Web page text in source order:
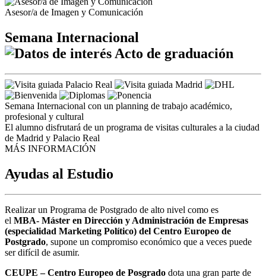
Asesor/a de Imagen y Comunicación
Semana Internacional
Acto de graduación
Semana Internacional con un planning de trabajo académico,
profesional y cultural
El alumno disfrutará de un programa de visitas culturales a la ciudad
de Madrid y Palacio Real
MÁS INFORMACIÓN
Ayudas al Estudio
Realizar un Programa de Postgrado de alto nivel como es
el MBA- Máster en Dirección y Administración de Empresas
(especialidad Marketing Político) del Centro Europeo de
Postgrado, supone un compromiso económico que a veces puede
ser difícil de asumir.
CEUPE – Centro Europeo de Posgrado dota una gran parte de